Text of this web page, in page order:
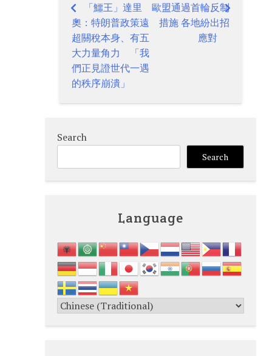
Post
navigation
「鱷王」達里
奧：特朗普政策遠
超關稅本身、有五
大力量角力 「我
們正見證世代一遇
的秩序崩潰」
歐盟通過首輪反制
措施 各地紛出招
應對
Search
Search
Language